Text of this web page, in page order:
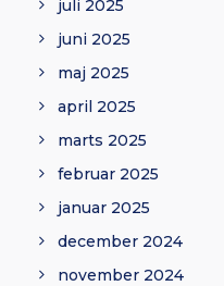
juli 2025
juni 2025
maj 2025
april 2025
marts 2025
februar 2025
januar 2025
december 2024
november 2024